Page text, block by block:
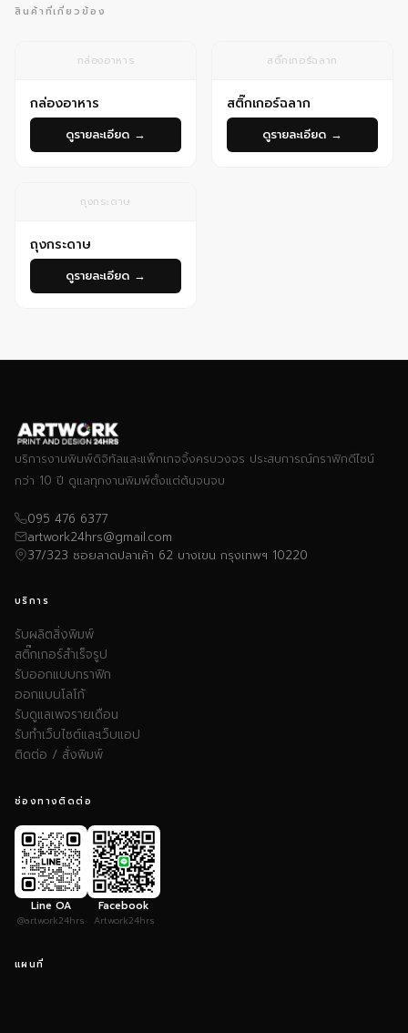
สินค้าที่เกี่ยวข้อง
กล่องอาหาร
กล่องอาหาร
ดูรายละเอียด →
สติ๊กเกอร์ฉลาก
สติ๊กเกอร์ฉลาก
ดูรายละเอียด →
ถุงกระดาษ
ถุงกระดาษ
ดูรายละเอียด →
บริการงานพิมพ์ดิจิทัลและแพ็กเกจจิ้งครบวงจร ประสบการณ์กราฟิกดีไซน์
กว่า 10 ปี ดูแลทุกงานพิมพ์ตั้งแต่ต้นจนจบ
095 476 6377
artwork24hrs@gmail.com
37/323 ซอยลาดปลาเค้า 62 บางเขน กรุงเทพฯ 10220
บริการ
รับผลิตสิ่งพิมพ์
สติ๊กเกอร์สำเร็จรูป
รับออกแบบกราฟิก
ออกแบบโลโก้
รับดูแลเพจรายเดือน
รับทำเว็บไซต์และเว็บแอป
ติดต่อ / สั่งพิมพ์
ช่องทางติดต่อ
Line OA
@artwork24hrs
Facebook
Artwork24hrs
แผนที่